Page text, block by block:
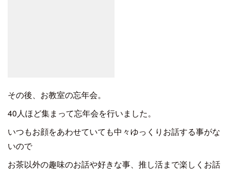
その後、お教室の忘年会。
40人ほど集まって忘年会を行いました。
いつもお顔をあわせていても中々ゆっくりお話する事がな
いので
お茶以外の趣味のお話や好きな事、推し活まで楽しくお話